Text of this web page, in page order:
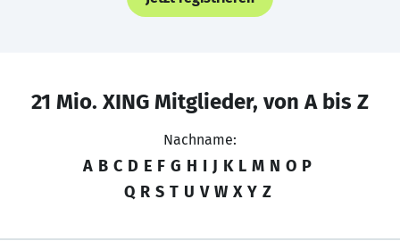
21 Mio. XING Mitglieder, von A bis Z
Nachname:
A B C D E F G H I J K L M N O P
Q R S T U V W X Y Z